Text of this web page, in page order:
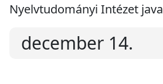
Nyelvtudományi Intézet
december 14.